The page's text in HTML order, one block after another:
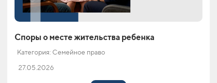
Споры о месте жительства ребенка
Категория: Семейное право
27.05.2026